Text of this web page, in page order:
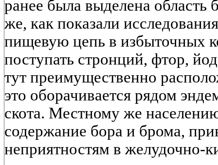
ранее была выделена область
же, как показали
пищевую цепь в избыточных
поступать стронций, фтор,
тут преимущественно
это оборачивается рядом
скота. Местному же
содержание бора и брома,
неприятностям в желудочно-